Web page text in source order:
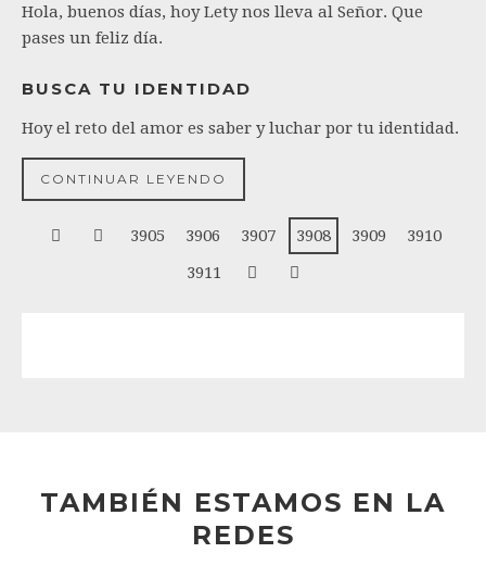
Hola, buenos días, hoy Lety nos lleva al Señor. Que
pases un feliz día.
BUSCA TU IDENTIDAD
Hoy el reto del amor es saber y luchar por tu identidad.
CONTINUAR LEYENDO
3905 3906 3907 3908 3909
3910
3911
TAMBIÉN ESTAMOS EN LA
REDES